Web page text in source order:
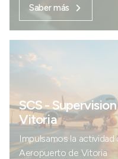
Saber más
SCS -
Vitoria
Impulsamos la
Aeropuerto de Vitoria